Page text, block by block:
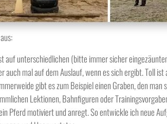
auf unterschiedlichen (bitte immer sicher
auch mal auf dem Auslauf, wenn es sich ergibt. Toll
gibt es zum Beispiel einen Graben, den man
Lektionen, Bahnfiguren oder
Pferd motiviert und anregt. So entwickle ich neue